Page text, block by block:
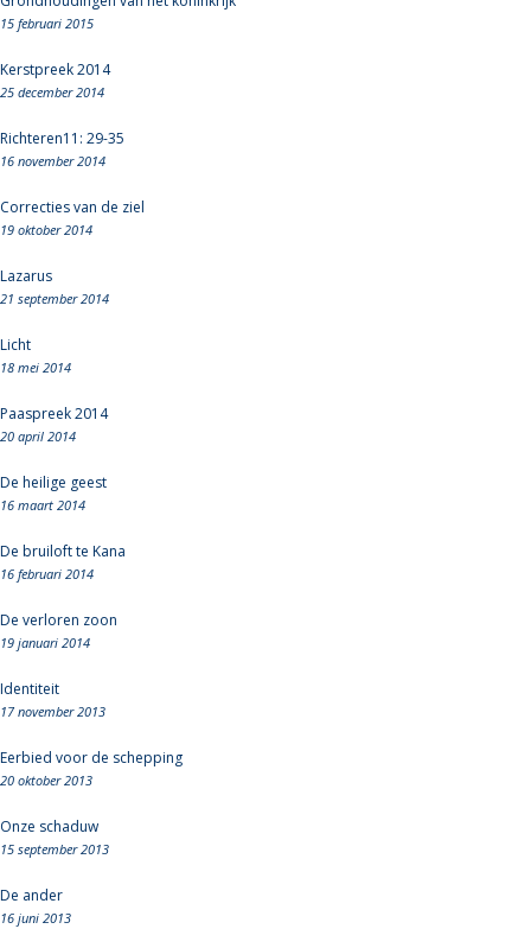
15 februari 2015
Kerstpreek 2014
25 december 2014
Richteren11: 29-35
16 november 2014
Correcties van de ziel
19 oktober 2014
Lazarus
21 september 2014
Licht
18 mei 2014
Paaspreek 2014
20 april 2014
De heilige geest
16 maart 2014
De bruiloft te Kana
16 februari 2014
De verloren zoon
19 januari 2014
Identiteit
17 november 2013
Eerbied voor de schepping
20 oktober 2013
Onze schaduw
15 september 2013
De ander
16 juni 2013